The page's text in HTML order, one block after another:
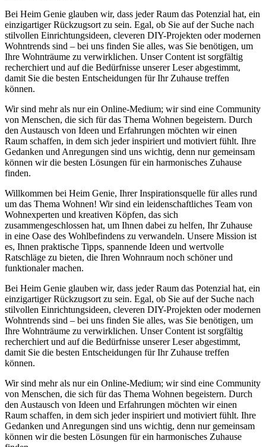
Bei Heim Genie glauben wir, dass jeder Raum das Potenzial hat, ein
einzigartiger Rückzugsort zu sein. Egal, ob Sie auf der Suche nach
stilvollen Einrichtungsideen, cleveren DIY-Projekten oder modernen
Wohntrends sind – bei uns finden Sie alles, was Sie benötigen, um
Ihre Wohnträume zu verwirklichen. Unser Content ist sorgfältig
recherchiert und auf die Bedürfnisse unserer Leser abgestimmt,
damit Sie die besten Entscheidungen für Ihr Zuhause treffen
können.
Wir sind mehr als nur ein Online-Medium; wir sind eine Community
von Menschen, die sich für das Thema Wohnen begeistern. Durch
den Austausch von Ideen und Erfahrungen möchten wir einen
Raum schaffen, in dem sich jeder inspiriert und motiviert fühlt. Ihre
Gedanken und Anregungen sind uns wichtig, denn nur gemeinsam
können wir die besten Lösungen für ein harmonisches Zuhause
finden.
Willkommen bei Heim Genie, Ihrer Inspirationsquelle für alles rund
um das Thema Wohnen! Wir sind ein leidenschaftliches Team von
Wohnexperten und kreativen Köpfen, das sich
zusammengeschlossen hat, um Ihnen dabei zu helfen, Ihr Zuhause
in eine Oase des Wohlbefindens zu verwandeln. Unsere Mission ist
es, Ihnen praktische Tipps, spannende Ideen und wertvolle
Ratschläge zu bieten, die Ihren Wohnraum noch schöner und
funktionaler machen.
Bei Heim Genie glauben wir, dass jeder Raum das Potenzial hat, ein
einzigartiger Rückzugsort zu sein. Egal, ob Sie auf der Suche nach
stilvollen Einrichtungsideen, cleveren DIY-Projekten oder modernen
Wohntrends sind – bei uns finden Sie alles, was Sie benötigen, um
Ihre Wohnträume zu verwirklichen. Unser Content ist sorgfältig
recherchiert und auf die Bedürfnisse unserer Leser abgestimmt,
damit Sie die besten Entscheidungen für Ihr Zuhause treffen
können.
Wir sind mehr als nur ein Online-Medium; wir sind eine Community
von Menschen, die sich für das Thema Wohnen begeistern. Durch
den Austausch von Ideen und Erfahrungen möchten wir einen
Raum schaffen, in dem sich jeder inspiriert und motiviert fühlt. Ihre
Gedanken und Anregungen sind uns wichtig, denn nur gemeinsam
können wir die besten Lösungen für ein harmonisches Zuhause